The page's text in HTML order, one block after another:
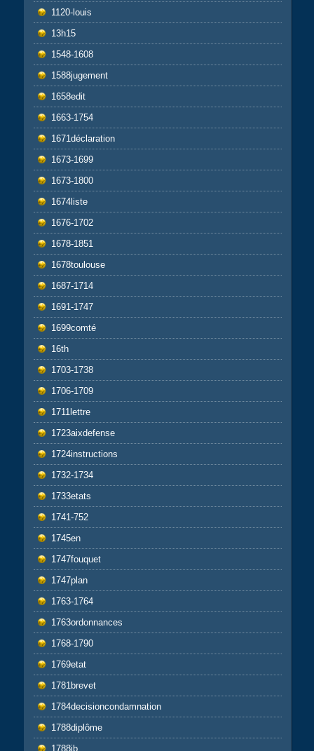
1120-louis
13h15
1548-1608
1588jugement
1658edit
1663-1754
1671déclaration
1673-1699
1673-1800
1674liste
1676-1702
1678-1851
1678toulouse
1687-1714
1691-1747
1699comté
16th
1703-1738
1706-1709
1711lettre
1723aixdefense
1724instructions
1732-1734
1733etats
1741-752
1745en
1747fouquet
1747plan
1763-1764
1763ordonnances
1768-1790
1769etat
1781brevet
1784decisioncondamnation
1788diplôme
1788jb